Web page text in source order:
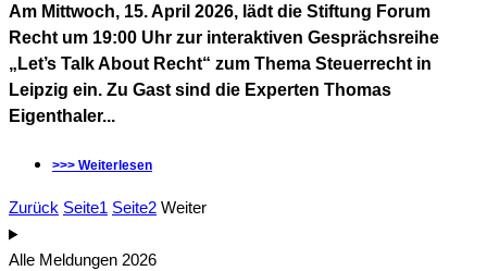
Am Mittwoch, 15. April 2026, lädt die Stiftung Forum
Recht um 19:00 Uhr zur interaktiven Gesprächsreihe
„Let’s Talk About Recht“ zum Thema Steuerrecht in
Leipzig ein. Zu Gast sind die Experten Thomas
Eigenthaler...
>>> Weiterlesen
Zurück Seite1 Seite2 Weiter
Alle Meldungen 2026